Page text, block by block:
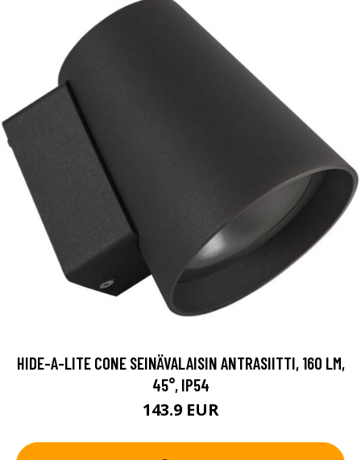
HIDE-A-LITE CONE SEINÄVALAISIN ANTRASIITTI, 160 LM,
45°, IP54
143.9 EUR